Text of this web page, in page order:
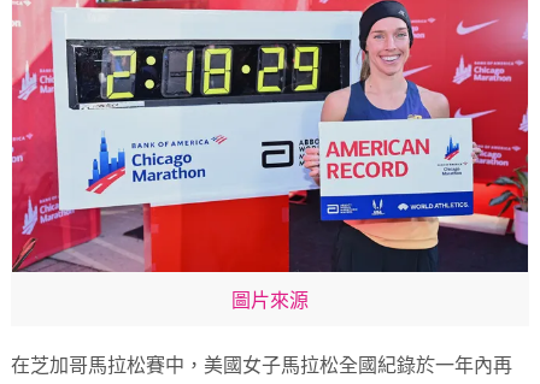
圖片來源
在芝加哥馬拉松賽中，美國女子馬拉松全國紀錄於一年內再